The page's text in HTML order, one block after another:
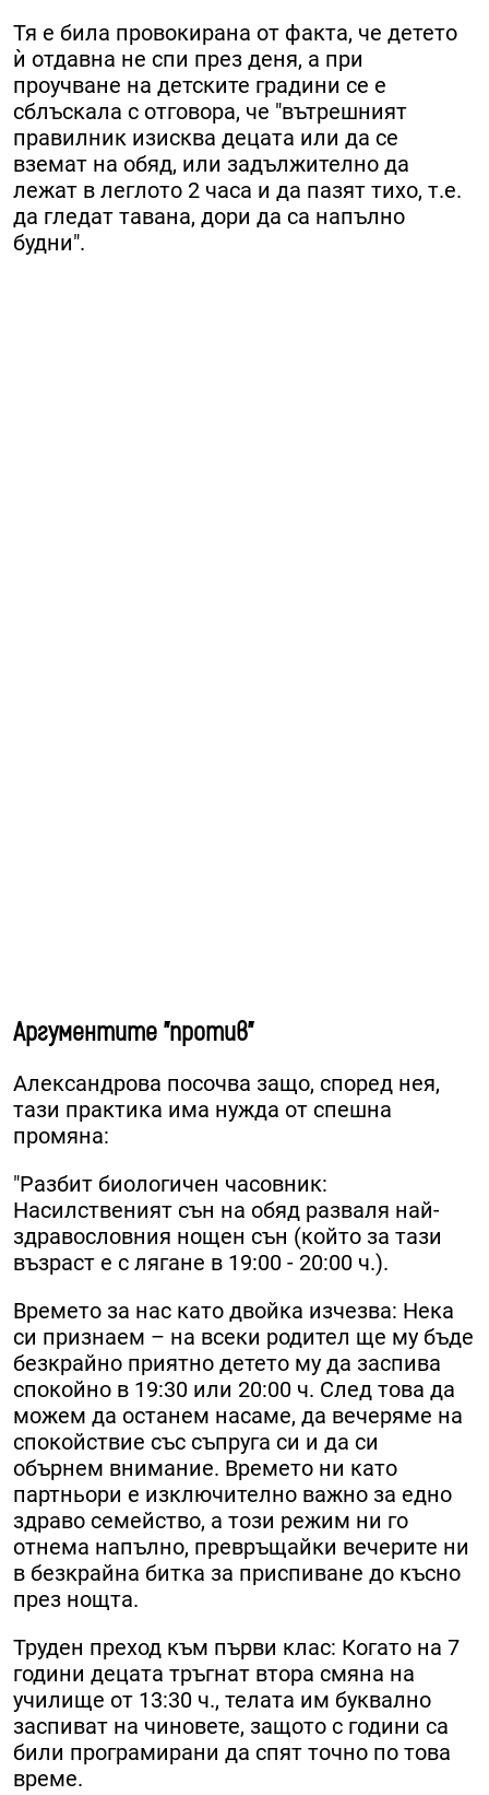
Тя е била провокирана от факта, че детето
ѝ отдавна не спи през деня, а при
проучване на детските градини се е
сблъскала с отговора, че "вътрешният
правилник изисква децата или да се
вземат на обяд, или задължително да
лежат в леглото 2 часа и да пазят тихо, т.е.
да гледат тавана, дори да са напълно
будни".
Аргументите "против"
Александрова посочва защо, според нея,
тази практика има нужда от спешна
промяна:
"Разбит биологичен часовник:
Насилственият сън на обяд разваля най-
здравословния нощен сън (който за тази
възраст е с лягане в 19:00 - 20:00 ч.).
Времето за нас като двойка изчезва: Нека
си признаем – на всеки родител ще му бъде
безкрайно приятно детето му да заспива
спокойно в 19:30 или 20:00 ч. След това да
можем да останем насаме, да вечеряме на
спокойствие със съпруга си и да си
обърнем внимание. Времето ни като
партньори е изключително важно за едно
здраво семейство, а този режим ни го
отнема напълно, превръщайки вечерите ни
в безкрайна битка за приспиване до късно
през нощта.
Труден преход към първи клас: Когато на 7
години децата тръгнат втора смяна на
училище от 13:30 ч., телата им буквално
заспиват на чиновете, защото с години са
били програмирани да спят точно по това
време.